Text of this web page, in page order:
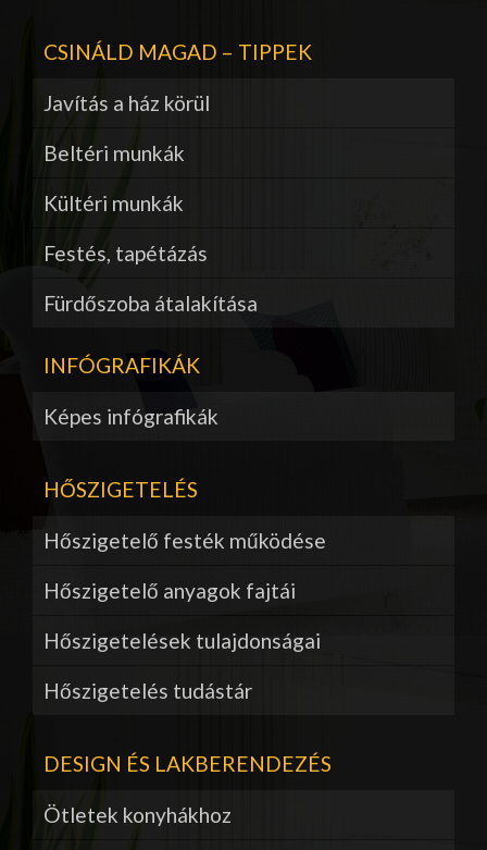
CSINÁLD MAGAD – TIPPEK
Javítás a ház körül
Beltéri munkák
Kültéri munkák
Festés, tapétázás
Fürdőszoba átalakítása
INFÓGRAFIKÁK
Képes infógrafikák
HŐSZIGETELÉS
Hőszigetelő festék működése
Hőszigetelő anyagok fajtái
Hőszigetelések tulajdonságai
Hőszigetelés tudástár
DESIGN ÉS LAKBERENDEZÉS
Ötletek konyhákhoz